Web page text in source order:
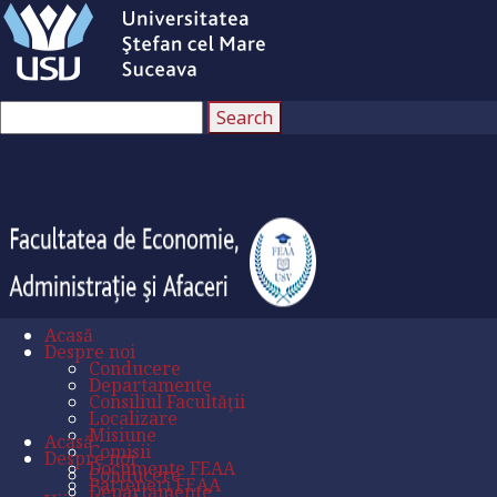
Acasă
Despre noi
Conducere
Departamente
Consiliul Facultății
Localizare
Misiune
Comisii
Documente FEAA
Parteneri FEAA
Acasă
Despre noi
Conducere
Departamente